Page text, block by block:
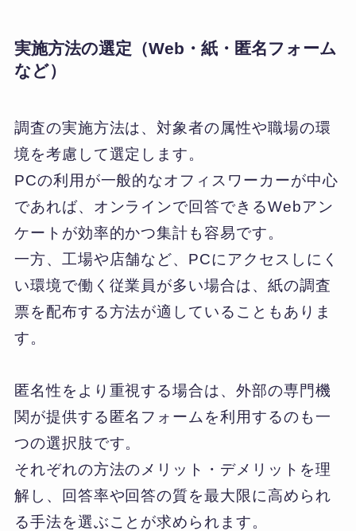
実施方法の選定（Web・紙・匿名フォーム
など）
調査の実施方法は、対象者の属性や職場の環
境を考慮して選定します。
PCの利用が一般的なオフィスワーカーが中心
であれば、オンラインで回答できるWebアン
ケートが効率的かつ集計も容易です。
一方、工場や店舗など、PCにアクセスしにく
い環境で働く従業員が多い場合は、紙の調査
票を配布する方法が適していることもありま
す。
匿名性をより重視する場合は、外部の専門機
関が提供する匿名フォームを利用するのも一
つの選択肢です。
それぞれの方法のメリット・デメリットを理
解し、回答率や回答の質を最大限に高められ
る手法を選ぶことが求められます。